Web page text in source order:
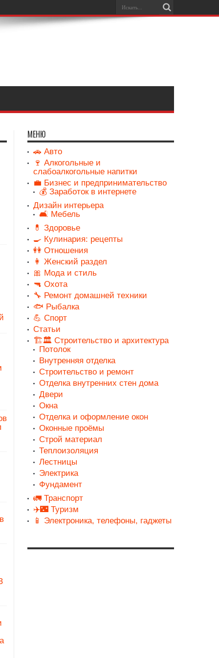
МЕНЮ
🚗 Авто
🍷 Алкогольные и
слабоалкогольные напитки
💼 Бизнес и предпринимательство
💰 Заработок в интернете
Дизайн интерьера
🛋️ Мебель
💊 Здоровье
🍳 Кулинария: рецепты
👭 Отношения
👩 Женский раздел
🎀 Мода и стиль
🔫 Охота
🔧 Ремонт домашней техники
🐟 Рыбалка
💪 Спорт
Статьи
🏗️🏛️ Строительство и архитектура
Потолок
Внутренняя отделка
Строительство и ремонт
Отделка внутренних стен дома
Двери
Окна
Отделка и оформление окон
Оконные проёмы
Строй материал
Теплоизоляция
Лестницы
Электрика
Фундамент
🚛 Транспорт
✈️🌃 Туризм
📱 Электроника, телефоны, гаджеты